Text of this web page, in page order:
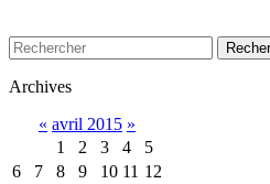
Archives
« avril 2015 »
1
2 3 4
5
6
7 8 9 10 11 12